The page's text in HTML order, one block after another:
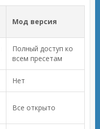
Мод версия
Полный доступ ко
всем пресетам
Нет
Все открыто